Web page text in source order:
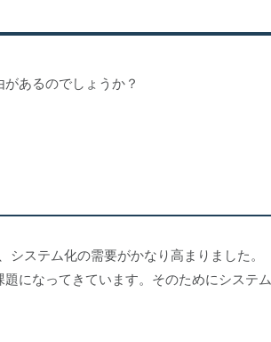
あるのでしょうか？
ステム化の需要がかなり高まりました。
になってきています。そのためにシステム